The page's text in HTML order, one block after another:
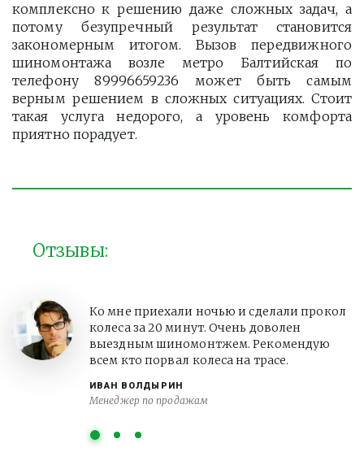
комплексно к решению даже сложных задач, а
потому безупречный результат становится
закономерным итогом. Вызов передвижного
шиномонтажа возле метро Балтийская по
телефону 89996659236 может быть самым
верным решением в сложных ситуациях. Стоит
такая услуга недорого, а уровень комфорта
приятно порадует.
Отзывы:
ИВАН ВОЛДЫРИН
Менеджер по продажам
Ко мне приехали ночью и сделали прокол
колеса за 20 минут. Очень доволен
выездным шиномонтжем. Рекомендую
всем кто порвал колеса на трасе.